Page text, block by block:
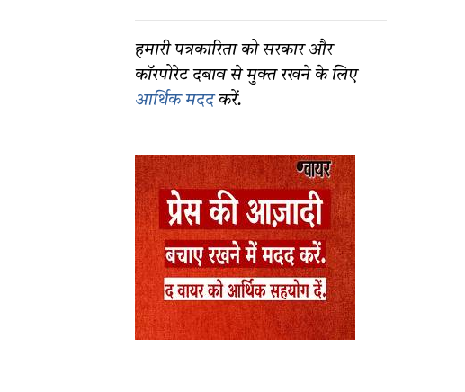
हमारी पत्रकारिता को सरकार और
कॉरपोरेट दबाव से मुक्त रखने के लिए
आर्थिक मददकरें.